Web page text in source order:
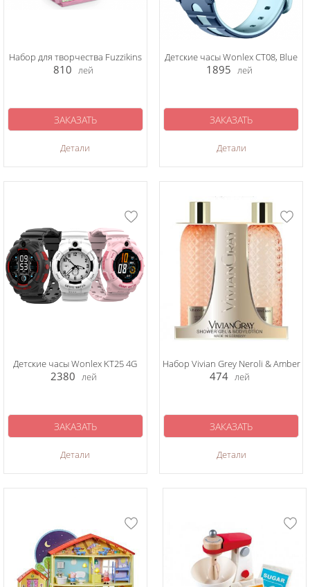
Набор для творчества Fuzzikins
810 лей
Детали
ЗАКАЗАТЬ
Детские часы Wonlex CT08, Blue
1895 лей
Детали
ЗАКАЗАТЬ
Детские часы Wonlex KT25 4G
2380 лей
Детали
ЗАКАЗАТЬ
Набор Vivian Grey Neroli & Amber
474 лей
Детали
ЗАКАЗАТЬ